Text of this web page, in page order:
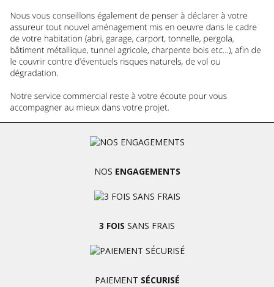
NOS ENGAGEMENTS
3 FOIS SANS FRAIS
PAIEMENT SÉCURISÉ